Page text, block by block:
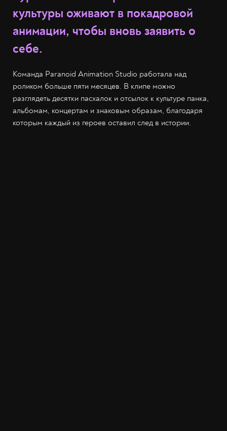
культуры оживают в покадровой
анимации, чтобы вновь заявить о
себе.
Команда Paranoid Animation Studio работала над
роликом больше пяти месяцев. В клипе можно
разглядеть десятки пасхалок и отсылок к культуре панка,
альбомам, концертам и знаковым образам, благодаря
которым каждый из героев оставил след в истории.